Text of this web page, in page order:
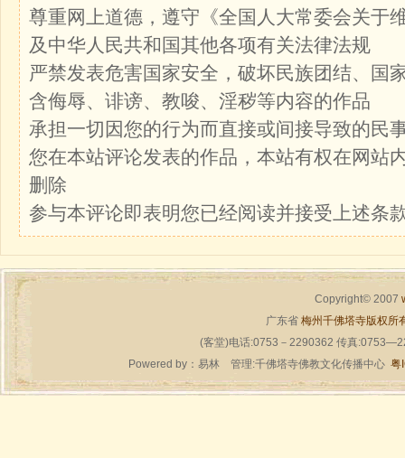
尊重网上道德，遵守《全国人大常委会关于
及中华人民共和国其他各项有关法律法规
严禁发表危害国家安全，破坏民族团结、国
含侮辱、诽谤、教唆、淫秽等内容的作品
承担一切因您的行为而直接或间接导致的民
您在本站评论发表的作品，本站有权在网站
删除
参与本评论即表明您已经阅读并接受上述条
Copyright© 2007
广东省 梅州千佛塔寺版权所
(客堂)电话:0753－2290362 传真
Powered by： 易林管理:千佛塔寺佛教文化传播中心 粤